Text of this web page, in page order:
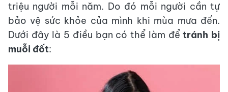
triệu người mỗi năm. Do đó mỗi người cần tự
bảo vệ sức khỏe của mình khi mùa mưa đến.
Dưới đây là 5 điều bạn có thể làm để tránh bị
muỗi đốt: